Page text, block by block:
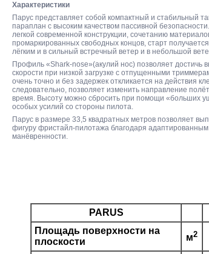
Характеристики
Парус представляет собой компактный и стабильный
параплан с высоким качеством пассивной
легкой современной конструкции, сочетанию
промаркированных свободных концов, старт
лёгким и в сильный встречный ветер и в небольшой
Профиль «Shark-nose»(акулий нос) позволяет достичь
скорости при низкой загрузке с отпущенными
очень точно и без задержек откликается на действия
следовательно, позволяет изменить направление
время. Высоту можно сбросить при помощи «больших
особых усилий со стороны пилота.
Парус в размере 33,5 квадратных метров позволяет
фигуру фристайл-пилотажа благодаря
манёвренности.
PARUS
Площадь поверхности на
плоскости
м2